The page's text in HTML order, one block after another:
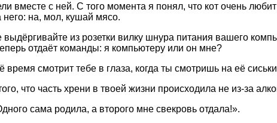
вместе с ней. С того момента я понял, что кот очень
него: на, мол, кушай мясо.
из розетки вилку шнура питания вашего
отдаёт команды: я компьютеру или он мне?
время смотрит тебе в глаза, когда ты смотришь на её
что часть хрени в твоей жизни происходила не из-за
сама родила, а второго мне свекровь отдала!».